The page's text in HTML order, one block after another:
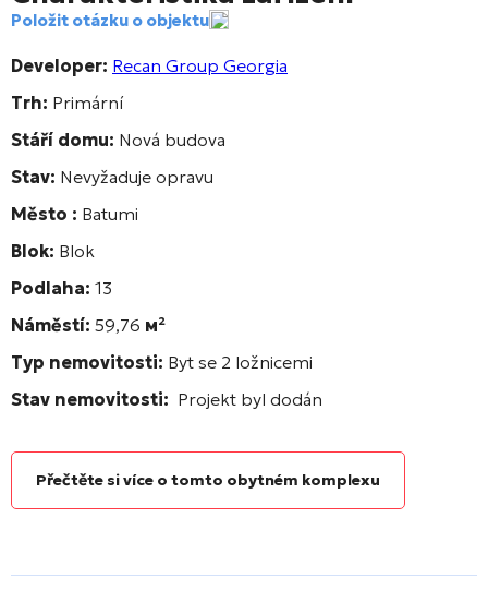
Položit otázku o objektu
Developer: Recan Group Georgia
Trh: Primární
Stáří domu: Nová budova
Stav: Nevyžaduje opravu
Město : Batumi
Blok: Blok
Podlaha: 13
Náměstí: 59,76 м²
Typ nemovitosti: Byt se 2 ložnicemi
Stav nemovitosti: Projekt byl dodán
Přečtěte si více o tomto obytném komplexu